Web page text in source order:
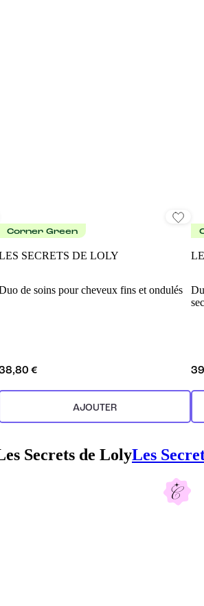
Corner Green
SECRETS DE LOLY
de soins pour cheveux fins et ondulés
€
AJOUTER
Secrets de LolyLes